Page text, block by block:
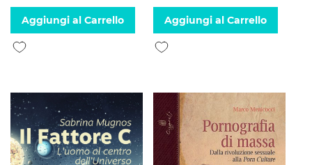
Aggiungi al Carrello
Aggiungi alla lista desideri
Aggiungi al Carrello
Aggiungi alla lista desideri